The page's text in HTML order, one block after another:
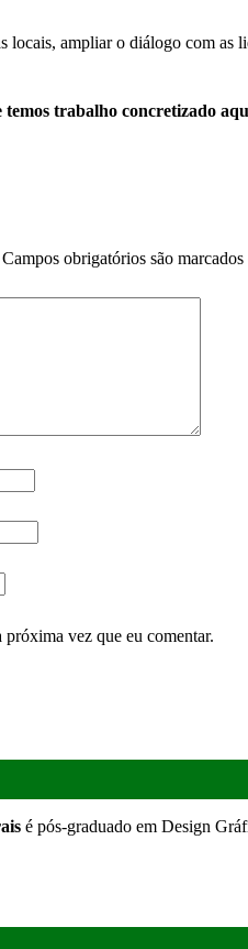
locais, ampliar o diálogo com
trabalho concretizado
Campos obrigatórios são marcados
próxima vez que eu comentar.
é pós-graduado em Design